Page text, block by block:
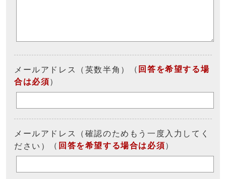
メールアドレス（英数半角） （ 回答を希望する場
合は必須）
メールアドレス（確認のためもう一度入力してく
ださい）
（ 回答を希望する場合は必須）